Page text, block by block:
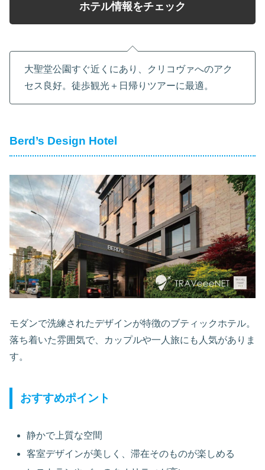
ホテル情報をチェック
大聖堂公園すぐ近くにあり、クリコヴァへのアク
セス良好。徒歩観光＋日帰りツアーに最適。
Berd’s Design Hotel
モダンで洗練されたデザインが特徴のブティックホテル。
落ち着いた雰囲気で、カップルや一人旅にも人気がありま
す。
おすすめポイント
静かで上質な空間
客室デザインが美しく、滞在そのものが楽しめる